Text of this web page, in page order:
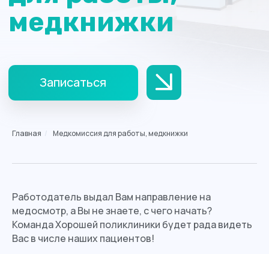
Главная / Медкомиссия для работы, медкнижки
Работодатель выдал Вам направление на
медосмотр, а Вы не знаете, с чего начать?
Команда Хорошей поликлиники будет рада видеть
Вас в числе наших пациентов!